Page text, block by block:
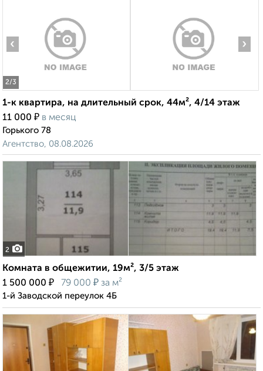
2/3
‹ ›
1-к квартира, на длительный срок, 44м², 4/14 этаж
11 000 ₽ в месяц
Горького 78
Агентство, 08.08.2026
2
Комната в общежитии, 19м², 3/5 этаж
1 500 000 ₽ 79 000 ₽ за м²
1-й Заводской переулок 4Б